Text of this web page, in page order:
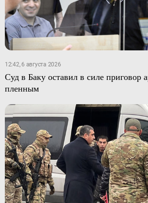
12:42, 6 августа 2026
Суд в Баку оставил в силе приговор
пленным